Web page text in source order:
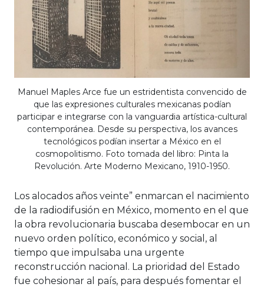
Manuel Maples Arce fue un estridentista convencido de
que las expresiones culturales mexicanas podían
participar e integrarse con la vanguardia artística-cultural
contemporánea. Desde su perspectiva, los avances
tecnológicos podían insertar a México en el
cosmopolitismo. Foto tomada del libro: Pinta la
Revolución. Arte Moderno Mexicano, 1910-1950.
Los alocados años veinte” enmarcan el nacimiento
de la radiodifusión en México, momento en el que
la obra revolucionaria buscaba desembocar en un
nuevo orden político, económico y social, al
tiempo que impulsaba una urgente
reconstrucción nacional. La prioridad del Estado
fue cohesionar al país, para después fomentar el